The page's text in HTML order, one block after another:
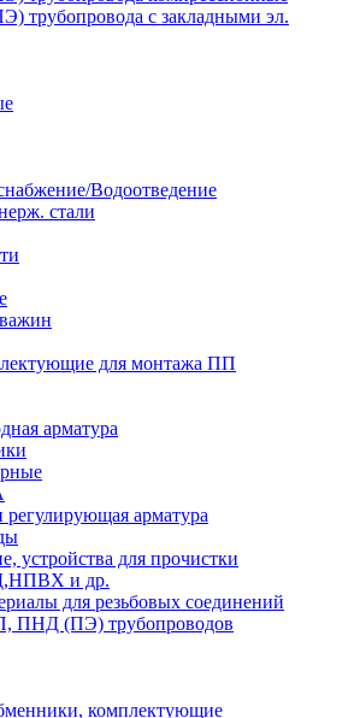
трубопровода с закладными эл.
Водоотведение
стали
для монтажа ПП
арматура
регулирующая арматура
устройства для прочистки
и др.
для резьбовых соединений
ПНД (ПЭ) трубопроводов
комплектующие